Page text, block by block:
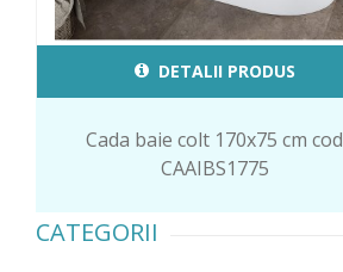
DETALII PRODUS
Cada baie colt 170x75 cm cod
CAAIBS1775
CATEGORII